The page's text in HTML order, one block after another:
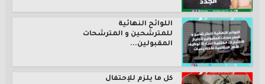
اللوائح النهائية
للمترشحين و المترشحات
المقبولين...
كل ما يلزم للإحتفال